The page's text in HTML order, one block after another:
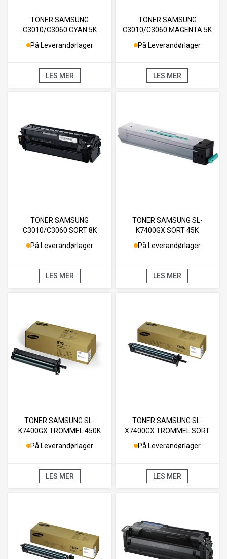
TONER SAMSUNG
C3010/C3060 CYAN 5K
På Leverandørlager
LES MER
TONER SAMSUNG
C3010/C3060 MAGENTA 5K
På Leverandørlager
LES MER
TONER SAMSUNG
C3010/C3060 SORT 8K
På Leverandørlager
LES MER
TONER SAMSUNG SL-
K7400GX SORT 45K
På Leverandørlager
LES MER
TONER SAMSUNG SL-
K7400GX TROMMEL 450K
På Leverandørlager
LES MER
TONER SAMSUNG SL-
X7400GX TROMMEL SORT
På Leverandørlager
LES MER